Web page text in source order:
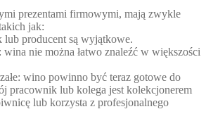
prezentami firmowymi, mają zwykle
jak:
lub producent są wyjątkowe.
nie można łatwo znaleźć w większości
wino powinno być teraz gotowe do
pracownik lub kolega jest kolekcjonerem
lub korzysta z profesjonalnego